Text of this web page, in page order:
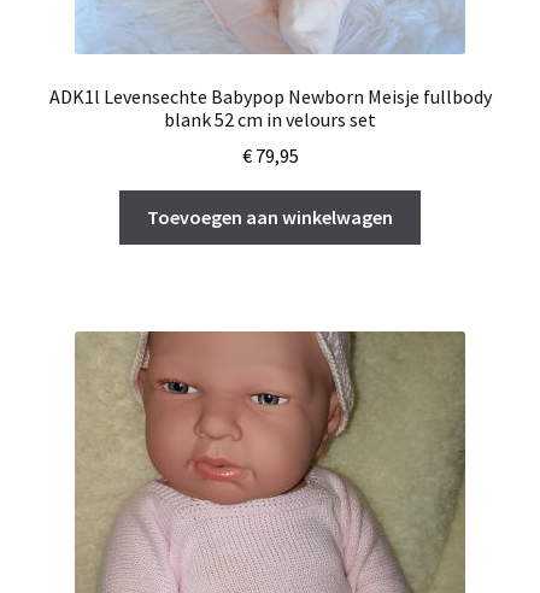
ADK1l Levensechte Babypop Newborn Meisje fullbody
blank 52 cm in velours set
€79,95
Toevoegen aan winkelwagen